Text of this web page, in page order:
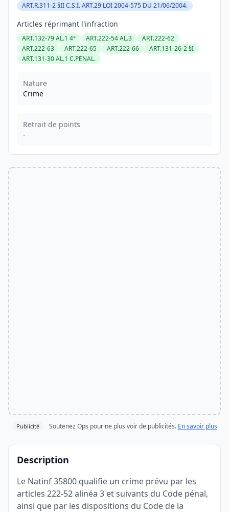
ART.R.311-2 §II C.S.I. ART.29 LOI 2004-575 DU 21/06/2004.
Articles réprimant l'infraction
ART.132-79 AL.1 4° ART.222-54 AL.3
ART.222-62
ART.222-63
ART.222-65 ART.222-66
ART.131-26-2 §I
ART.131-30 AL.1 C.PENAL.
Nature
Crime
Retrait de points
-
Publicité Soutenez Ops pour ne plus voir de publicités. En savoir plus
Description
Le Natinf 35800 qualifie un crime prévu par les
articles 222-52 alinéa 3 et suivants du Code pénal,
ainsi que par les dispositions du Code de la